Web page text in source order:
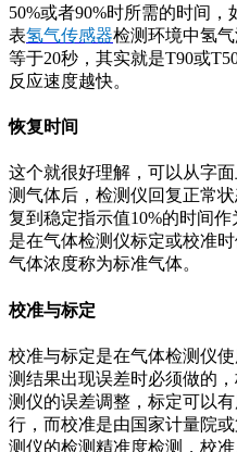
50%或者90%时所需的时间
表氢气传感器检测环境中氢
等于20秒，其实就是T90或
反应速度越快。
恢复时间
这个就很好理解，可以从字
测气体后，检测仪回复正常
复到稳定指示值10%的时间
是在气体检测仪标定或校准
气体浓度称为标准气体。
校准与标定
校准与标定是在气体检测仪
测结果出现误差时必须做的
测仪的误差调整，标定可以
行，而校准是由国家计量院
测仪的检测精准度检测，校